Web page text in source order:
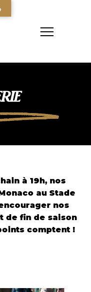
à 19h, nos
au Stade
nos
de fin de saison
comptent !